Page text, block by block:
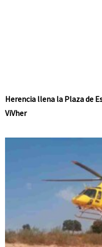
Herencia llena la Plaza de
ViVher